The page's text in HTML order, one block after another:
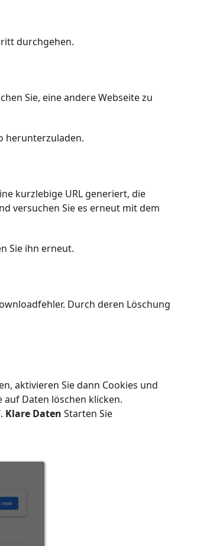
durchgehen.
Sie, eine andere Webseite zu
herunterzuladen.
kurzlebige URL generiert, die
versuchen Sie es erneut mit dem
Sie ihn erneut.
Durch deren Löschung
aktivieren Sie dann Cookies und
Daten löschen klicken.
Klare Daten Starten Sie